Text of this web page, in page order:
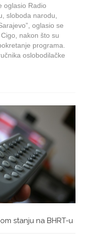
oglasio Radio
sloboda narodu,
oglasio se
nakon što su
programa.
oslobodilačke
stanju na BHRT-u